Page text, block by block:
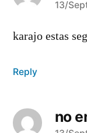
says:
13/
karajo estas
Reply
no